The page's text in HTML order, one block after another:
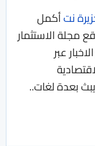
نتأكمل
مجلة الاستثمار
عبر
بعدة لغات..